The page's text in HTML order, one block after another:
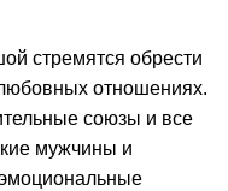
стремятся обрести
отношениях.
союзы и все
мужчины и